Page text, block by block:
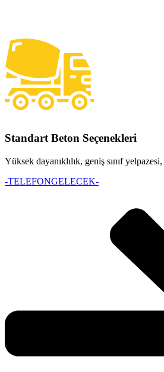
Standart Beton Seçenekleri
Yüksek dayanıklılık, geniş sınıf
-TELEFONGELECEK-